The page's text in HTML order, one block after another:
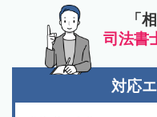
「
司法書
対応